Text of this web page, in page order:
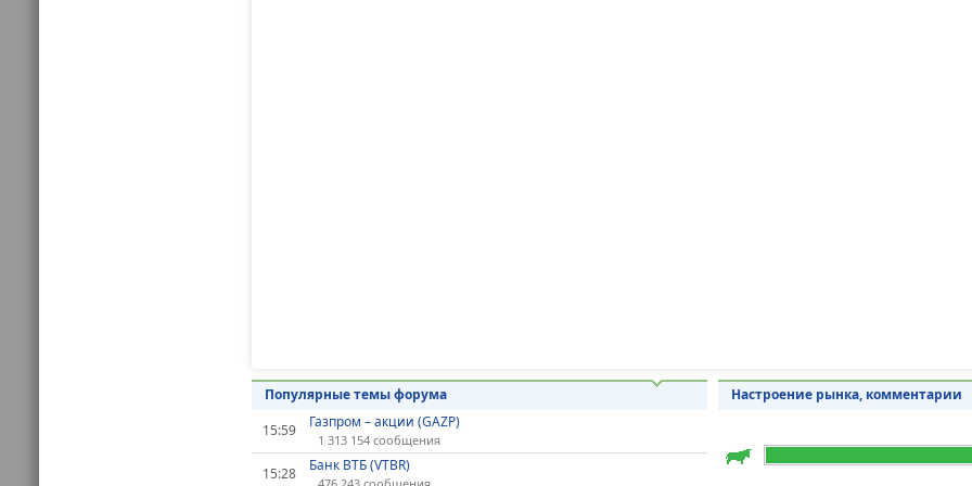
Популярные темы форума
15:59
Газпром – акции (GAZP)
1 313 154 сообщения
15:28 Банк ВТБ (VTBR)
Настроение рынка, комментарии